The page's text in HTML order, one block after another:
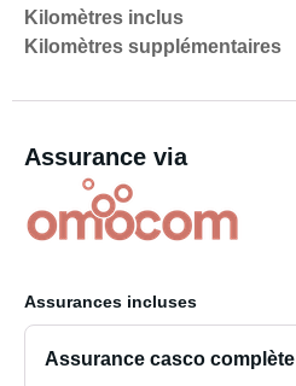
Kilomètres inclus
Kilomètres supplémentaires
Assurance via
Assurances incluses
Assurance casco complète